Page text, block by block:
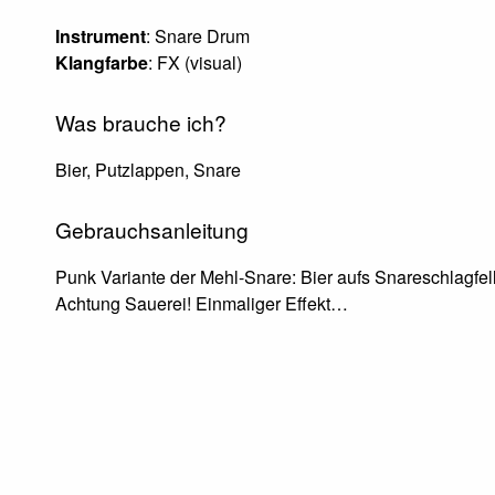
Instrument: Snare Drum
Klangfarbe: FX (visual)
Was brauche ich?
Bier, Putzlappen, Snare
Gebrauchsanleitung
Punk Variante der Mehl-Snare: Bier aufs
Achtung Sauerei! Einmaliger Effekt…